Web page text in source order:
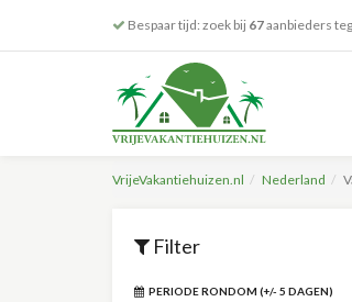
Bespaar tijd: zoek bij 67aanbieders
VrijeVakantiehuizen.nl Nederland
Filter
PERIODE RONDOM (+/- 5 DAGEN)